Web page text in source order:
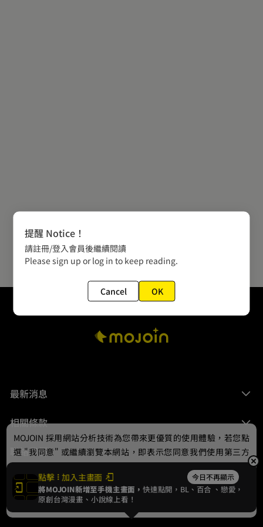
最新消息
相關條款
聯絡我們
© 2024 gamania Digital Entertainment Co., Ltd.
點擊 加入主畫面 今日不再顯示
將MOJOIN新增至手機主畫面，快速點開，BL、 百合 、戀愛，
原創台灣漫畫、小說線上看！
MOJOIN 採用網站分析技術為您帶來更優質的使用體驗，若您點
選 "我同意" 或繼續瀏覽本網站，即表示您同意我們使用第三方
Cookie，欲瞭解更多資訊請見隱私權政策。
我同意
提醒 Notice！
請註冊/登入會員後繼續閱讀
Please sign up or log in to keep reading.
Cancel OK